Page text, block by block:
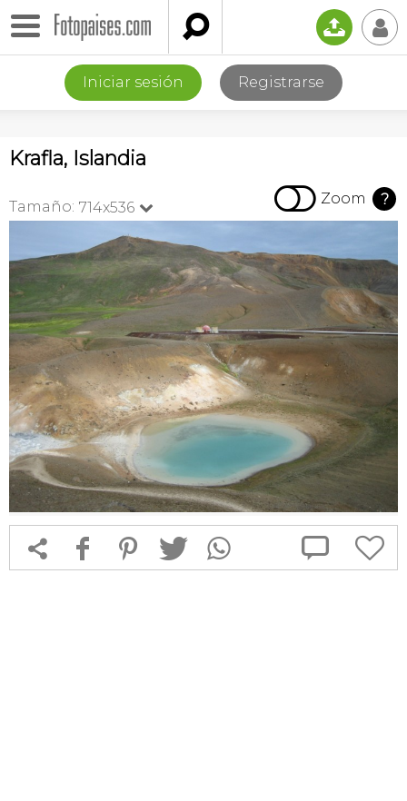
 📤 👤
Iniciar sesión Registrarse
Krafla, Islandia
Tamaño: 714x536   Zoom ?
 f 1 T  